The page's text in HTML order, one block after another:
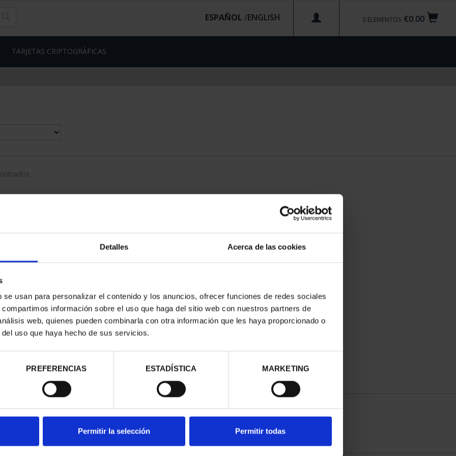
Detalles Acerca de las cookies
usan para personalizar el contenido y los anuncios, ofrecer funciones de redes sociales
información sobre el uso que haga del sitio web con nuestros partners de
web, quienes pueden combinarla con otra información que les haya proporcionado o
uso que haya hecho de sus servicios.
PREFERENCIAS ESTADÍSTICA MARKETING
Permitir la selección Permitir todas
€0.00
0 ELEMENTOS
ESPAÑOL /
TARJETAS CRIPTOGRÁFICAS
I -
€
CAPITALES DE PROVINCIA
COLECCION COMPLET...
3.796,00 €